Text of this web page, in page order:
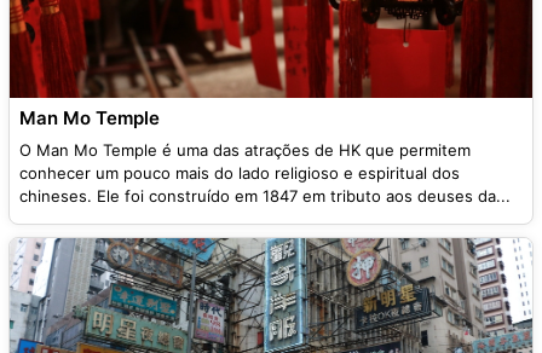
Man Mo Temple
O Man Mo Temple é uma das atrações de HK que permitem
conhecer um pouco mais do lado religioso e espiritual dos
chineses. Ele foi construído em 1847 em tributo aos deuses da...